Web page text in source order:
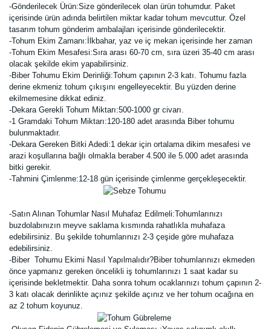
-Gönderilecek Ürün:Size gönderilecek olan ürün tohumdur. Paket
içerisinde ürün adında belirtilen miktar kadar tohum mevcuttur. Özel
tasarım tohum gönderim ambalajları içerisinde gönderilecektir.
-Tohum Ekim Zamanı:İlkbahar, yaz ve iç mekan içerisinde her zaman
-Tohum Ekim Mesafesi:Sıra arası 60-70 cm, sıra üzeri 35-40 cm arası
olacak şekilde ekim yapabilirsiniz.
-Biber Tohumu Ekim Derinliği:Tohum çapının 2-3 katı. Tohumu fazla
derine ekmeniz tohum çıkışını engelleyecektir. Bu yüzden derine
ekilmemesine dikkat ediniz.
-Dekara Gerekli Tohum Miktarı:500-1000 gr civarı.
-1 Gramdaki Tohum Miktarı:120-180 adet arasında Biber tohumu
bulunmaktadır.
-Dekara Gereken Bitki Adedi:1 dekar için ortalama dikim mesafesi ve
arazi koşullarına bağlı olmakla beraber 4.500 ile 5.000 adet arasında
bitki gerekir.
-Tahmini Çimlenme:12-18 gün içerisinde çimlenme gerçekleşecektir.
-Satın Alınan Tohumlar Nasıl Muhafaz Edilmeli:Tohumlarınızı
buzdolabınızın meyve saklama kısmında rahatlıkla muhafaza
edebilirsiniz. Bu şekilde tohumlarınızı 2-3 çeşide göre muhafaza
edebilirsiniz.
-Biber Tohumu Ekimi Nasıl Yapılmalıdır?Biber tohumlarınızı ekmeden
önce yapmanız gereken öncelikli iş tohumlarınızı 1 saat kadar su
içerisinde bekletmektir. Daha sonra tohum ocaklarınızı tohum çapının 2-
3 katı olacak derinlikte açınız şekilde açınız ve her tohum ocağına en
az 2 tohum koyunuz.